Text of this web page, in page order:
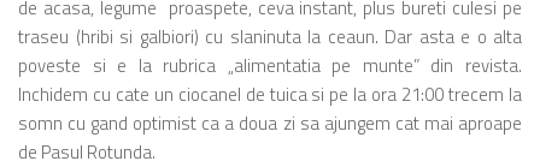
de acasa, legume proaspete, ceva instant, plus bureti culesi pe
traseu (hribi si galbiori) cu slaninuta la ceaun. Dar asta e o alta
poveste si e la rubrica „alimentatia pe munte” din revista.
Inchidem cu cate un ciocanel de tuica si pe la ora 21:00 trecem la
somn cu gand optimist ca a doua zi sa ajungem cat mai aproape
de Pasul Rotunda.